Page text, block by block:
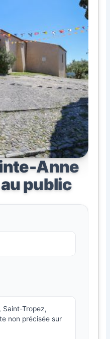
Anne
public
Saint-Tropez,
non précisée sur